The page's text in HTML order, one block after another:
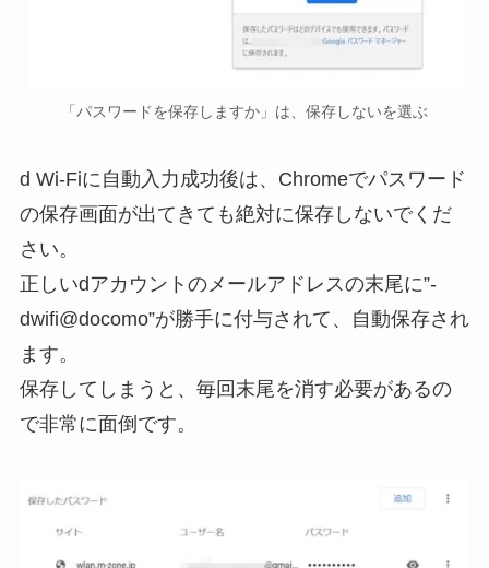
「パスワードを保存しますか」は、保存しないを選ぶ
d Wi-Fiに自動入力成功後は、Chromeでパスワード
の保存画面が出てきても絶対に保存しないでくだ
さい。
正しいdアカウントのメールアドレスの末尾に”-
dwifi@docomo”が勝手に付与されて、自動保存され
ます。
保存してしまうと、毎回末尾を消す必要があるの
で非常に面倒です。